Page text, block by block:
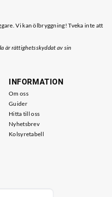
Vi kan ölbryggning! Tveka inte att
är rättighetsskyddat av sin
INFORMATION
Om oss
Guider
Hitta till oss
Nyhetsbrev
Kolsyretabell